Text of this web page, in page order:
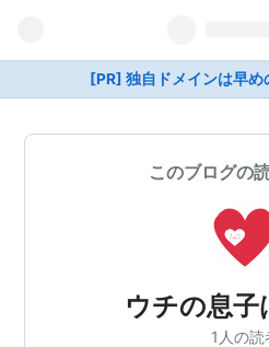
[PR] 独自ドメインは早め
このブログの
ウチの息子
1人の読